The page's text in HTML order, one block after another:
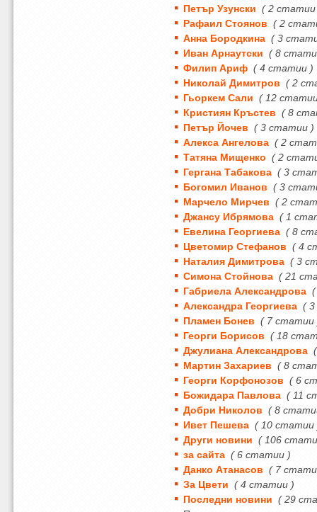
Петър Узунски ( 2
Рафаил Стоянов ( 2
Анна Бородкина ( 3
Иван Арнаутски ( 8
Филип Ариф ( 4 статии )
Николай Димитров ( 2
Гьоркем Сали ( 12
Кристиян Кръстев ( 8
Петър Йочев ( 3 статии )
Алекса Ангелова ( 2
Татяна Мищенко ( 2
Гергана Табакова ( 3
Богомил Иванов ( 3
Марчело Мирчев ( 2
Джансу Ибрямова ( 1
Евелина Георгиева ( 8
Цветомир Стефанов ( 4
Наталия Димитрова ( 3
Симона Стойнова ( 21
Габриела Александрова
Александра Георгиева (
Пламен Бонев ( 7 статии
Георги Борисов ( 18
Джулиана Александрова
Мартин Захариев ( 8
Георги Корфонозов ( 6
Божидара Павлова ( 11
Добри Николов ( 8
Ивет Пешева ( 10 статии
Други новини ( 106
за сайта ( 6 статии )
Данко Атанасов ( 7
За Цвети ( 4 статии )
Последни новини ( 29